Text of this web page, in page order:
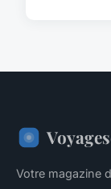
Votre magazine